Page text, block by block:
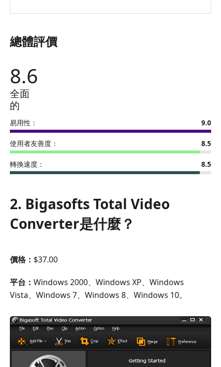
Review
4.
常
問
題
佳
選
擇
-
Vidmore
轉
換
器
總體評價
8.6
全面
的
易用性： 9.0
使用者友善度： 8.5
轉換速度： 8.5
2. Bigasofts Total Video
Converter是什麼？
價格： $37.00
平台： Windows 2000、Windows XP、Windows
Vista、Windows 7、Windows 8、Windows 10。